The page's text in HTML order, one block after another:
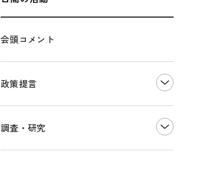
各種制度・助成金
パートナーシップ構築宣言
海外展開イニシアティブ
輸出管理体制構築支援
会頭コメント
政策提言
調査・研究